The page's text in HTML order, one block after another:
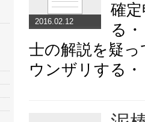
2016.02.12
確
る
士の解説を疑
ウンザリする